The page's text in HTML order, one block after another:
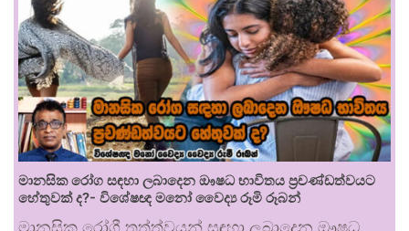
මානසික රෝග සඳහා ලබාදෙන ඖෂධ භාවිතය ප්‍රචණ්ඩත්වයට
හේතුවක් ද?- විශේෂඥ මනෝ වෛද්‍ය රූමි රූබන්
මානසික රෝගී තත්ත්වයන් සඳහා ලබාදෙන ඖෂධ